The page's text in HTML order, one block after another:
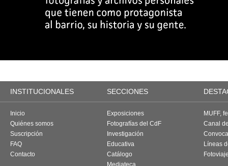
INSTITUCIONALES SECCIONES
Inicio
Quiénes somos
Suscripción
FAQ
Contacto
Exposiciones
Fotografías del CdF
Investigación
Educativa
Catálogo
Mediateca
MUFF,
Canal
Líneas